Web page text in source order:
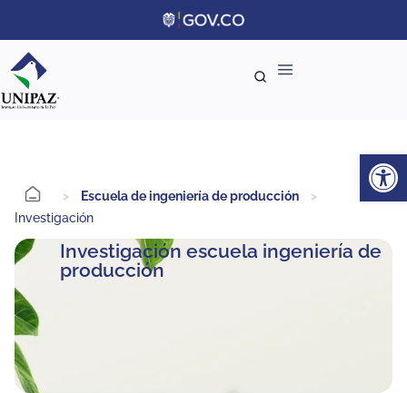
> Escuela de ingeniería de producción
>
Investigación
Investigación escuela ingeniería de
producción